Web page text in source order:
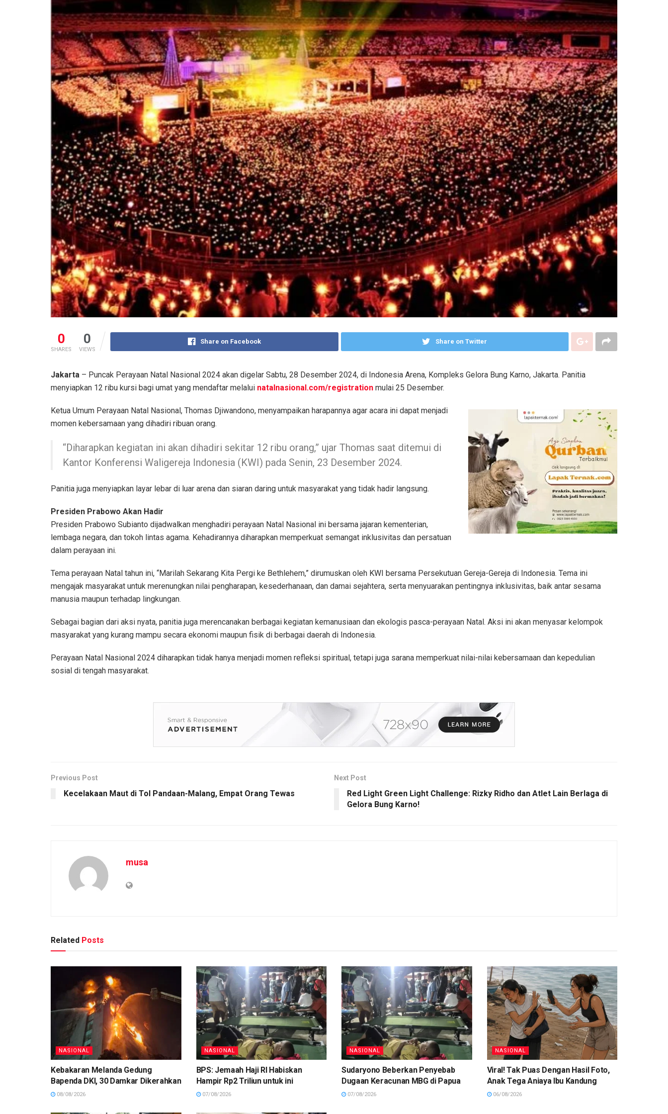
0
SHARES
0
VIEWS
Share on Facebook Share on Twitter
Jakarta – Puncak Perayaan Natal Nasional 2024 akan digelar Sabtu, 28 Desember 2024, di Indonesia Arena, Kompleks Gelora Bung Karno, Jakarta. Panitia
menyiapkan 12 ribu kursi bagi umat yang mendaftar melalui natalnasional.com/registration mulai 25 Desember.
Ketua Umum Perayaan Natal Nasional, Thomas Djiwandono, menyampaikan harapannya agar acara ini dapat menjadi
momen kebersamaan yang dihadiri ribuan orang.
“Diharapkan kegiatan ini akan dihadiri sekitar 12 ribu orang,” ujar Thomas saat ditemui di
Kantor Konferensi Waligereja Indonesia (KWI) pada Senin, 23 Desember 2024.
Panitia juga menyiapkan layar lebar di luar arena dan siaran daring untuk masyarakat yang tidak hadir langsung.
Presiden Prabowo Akan Hadir
Presiden Prabowo Subianto dijadwalkan menghadiri perayaan Natal Nasional ini bersama jajaran kementerian,
lembaga negara, dan tokoh lintas agama. Kehadirannya diharapkan memperkuat semangat inklusivitas dan persatuan
dalam perayaan ini.
Tema perayaan Natal tahun ini, “Marilah Sekarang Kita Pergi ke Bethlehem,” dirumuskan oleh KWI bersama Persekutuan Gereja-Gereja di Indonesia. Tema ini
mengajak masyarakat untuk merenungkan nilai pengharapan, kesederhanaan, dan damai sejahtera, serta menyuarakan pentingnya inklusivitas, baik antar sesama
manusia maupun terhadap lingkungan.
Sebagai bagian dari aksi nyata, panitia juga merencanakan berbagai kegiatan kemanusiaan dan ekologis pasca-perayaan Natal. Aksi ini akan menyasar kelompok
masyarakat yang kurang mampu secara ekonomi maupun fisik di berbagai daerah di Indonesia.
Perayaan Natal Nasional 2024 diharapkan tidak hanya menjadi momen refleksi spiritual, tetapi juga sarana memperkuat nilai-nilai kebersamaan dan kepedulian
sosial di tengah masyarakat.
Previous Post
Kecelakaan Maut di Tol Pandaan-Malang, Empat Orang Tewas
Next Post
Red Light Green Light Challenge: Rizky Ridho dan Atlet Lain Berlaga di
Gelora Bung Karno!
musa
Related Posts
NASIONAL
Kebakaran Melanda Gedung
Bapenda DKI, 30 Damkar Dikerahkan
08/08/2026
NASIONAL
BPS: Jemaah Haji RI Habiskan
Hampir Rp2 Triliun untuk ini
07/08/2026
NASIONAL
Sudaryono Beberkan Penyebab
Dugaan Keracunan MBG di Papua
07/08/2026
NASIONAL
Viral! Tak Puas Dengan Hasil Foto,
Anak Tega Aniaya Ibu Kandung
06/08/2026